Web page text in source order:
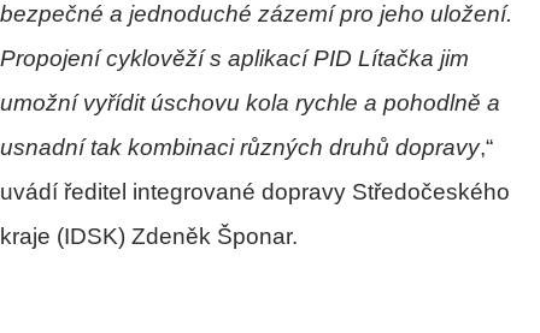
bezpečné a jednoduché zázemí pro jeho uložení.
Propojení cyklověží s aplikací PID Lítačka jim
umožní vyřídit úschovu kola rychle a pohodlně a
usnadní tak kombinaci různých druhů dopravy,“
uvádí ředitel integrované dopravy Středočeského
kraje (IDSK) Zdeněk Šponar.